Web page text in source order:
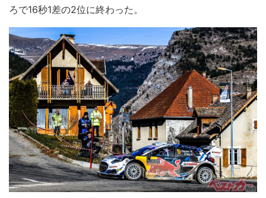
ろで16秒1差の2位に終わった。